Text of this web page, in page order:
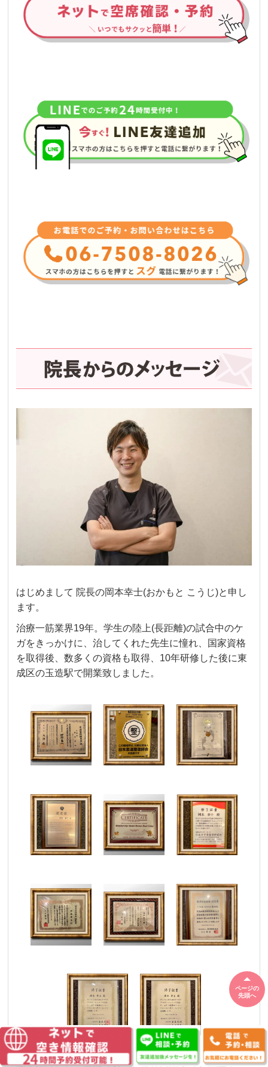
はじめまして 院長の岡本幸士(おかもと こうじ)と申し
ます。
治療一筋業界19年。学生の陸上(長距離)の試合中のケ
ガをきっかけに、治してくれた先生に憧れ、
国家資格
を取得後、数多くの資格も取得、10年研修した後に東
成区の玉造駅で開業致しました。
ページの
先頭へ